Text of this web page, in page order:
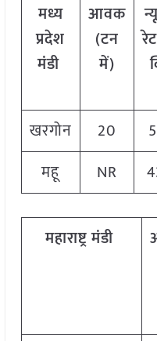
मध्य
प्रदेश
मंडी
आवक
(टन
में)
खरगोन
20
महू
NR
महाराष्ट्रमंडी